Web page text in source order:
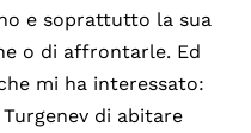
e soprattutto la sua
o di affrontarle. Ed
mi ha interessato:
di abitare